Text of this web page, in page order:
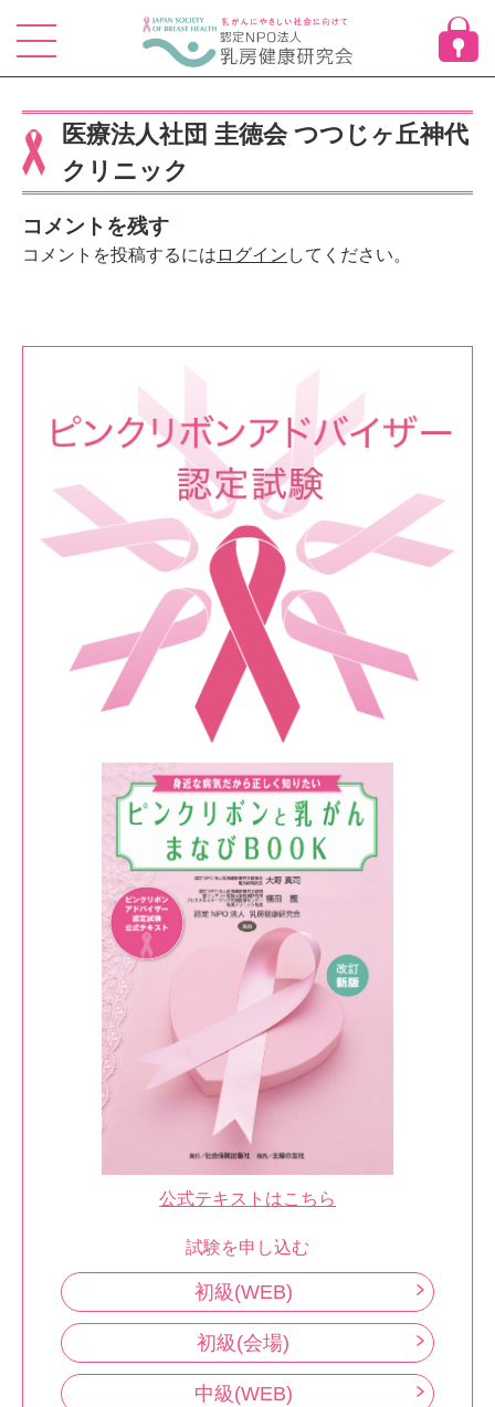
医療法人社団 圭徳会 つつじヶ丘神代
クリニック
コメントを残す
コメントを投稿するには ログイン してください。
公式テキストはこちら
試験を申し込む
初級(WEB)
初級(会場)
中級(WEB)